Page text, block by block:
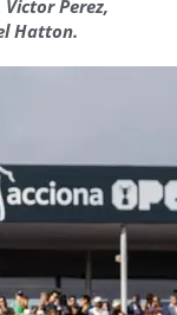
Victor Perez,
Hatton.